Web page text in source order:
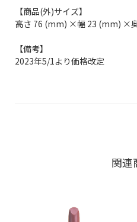
【商品(外)サイズ】
高さ 76 (mm) ×幅 23 (mm) ×
【備考】
2023年5/1より価格改定
関連